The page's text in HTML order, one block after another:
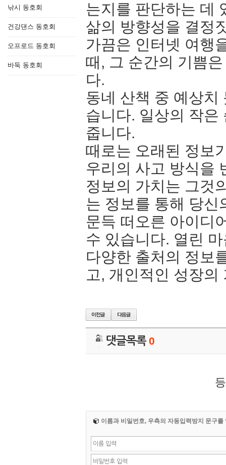
낚시 동호회
건강댄스 동호회
오프로드 동호회
바둑 동호회
는지를 판단하는 데
삶의 방향성을 결정
가끔은 인터넷 여행
때, 그 순간의 기쁨
다.
동네 산책 중 예상치
습니다. 일상의 작은
줍니다.
때로는 오래된 정보
우리의 사고 방식을
정보의 가치는 그것
는 정보를 통해 당신
문득 떠오른 아이디
수 있습니다. 열린
다양한 출처의 정보
고, 개인적인 성장
댓글목록0
이름과 비밀번호, 우측의 자동입력방지 문구를